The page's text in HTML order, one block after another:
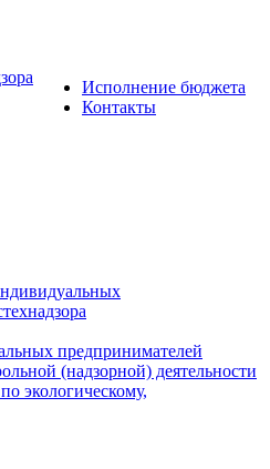
Исполнение бюджета
Контакты
предпринимателей
(надзорной) деятельности
экологическому,